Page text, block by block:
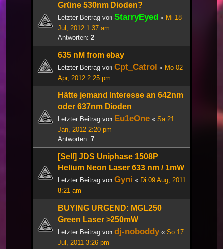
Grüne 530nm Dioden?
Letzter Beitrag von StarryEyed « Mi 18
Jul, 2012 1:37 am
Antworten: 2
635 nM from ebay
Letzter Beitrag von Cpt_Catrol « Mo 02
Apr, 2012 2:25 pm
Hätte jemand Interesse an 642nm
oder 637nm Dioden
Letzter Beitrag von Eu1eOne « Sa 21
Jan, 2012 2:20 pm
Antworten: 7
[Sell] JDS Uniphase 1508P
Helium Neon Laser 633 nm / 1mW
Letzter Beitrag von Gyni « Di 09 Aug, 2011
8:21 am
BUYING URGEND: MGL250
Green Laser >250mW
Letzter Beitrag von dj-noboddy« So 17
Jul, 2011 3:26 pm